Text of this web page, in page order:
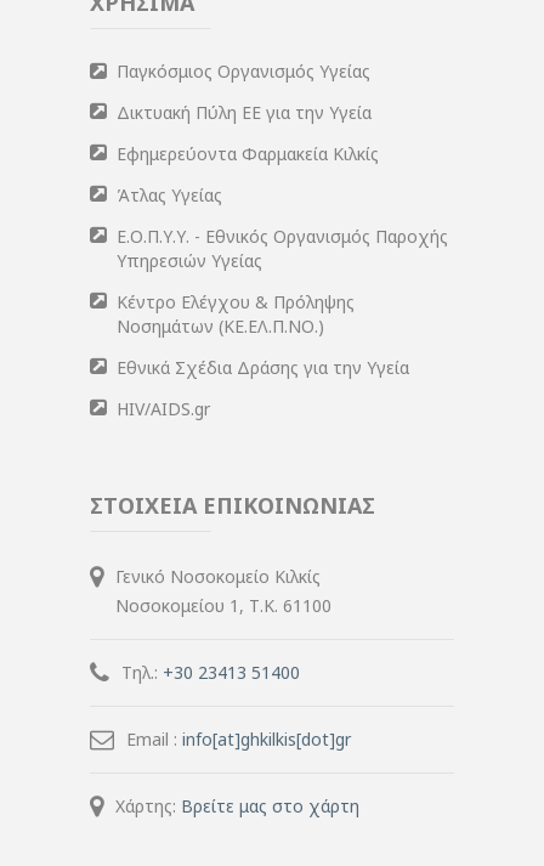
Παγκόσμιος Οργανισμός Υγείας
Δικτυακή Πύλη ΕΕ για την Υγεία
Εφημερεύοντα Φαρμακεία Κιλκίς
Άτλας Υγείας
Ε.Ο.Π.Υ.Υ. - Εθνικός Οργανισμός Παροχής
Υπηρεσιών Υγείας
Κέντρο Ελέγχου & Πρόληψης
Νοσημάτων (ΚΕ.ΕΛ.Π.ΝΟ.)
Εθνικά Σχέδια Δράσης για την Υγεία
HIV/AIDS.gr
ΣΤΟΙΧΕΙΑ ΕΠΙΚΟΙΝΩΝΙΑΣ
Γενικό Νοσοκομείο Κιλκίς
Νοσοκομείου 1, Τ.Κ. 61100
Τηλ.: +30 23413 51400
Email : info[at]ghkilkis[dot]gr
Χάρτης: Βρείτε μας στο χάρτη